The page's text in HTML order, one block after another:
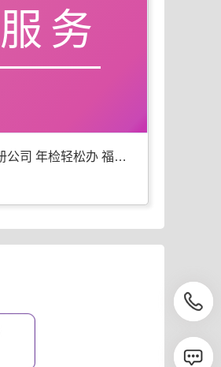
服务
工商注册公司 年检轻松办 福州优选